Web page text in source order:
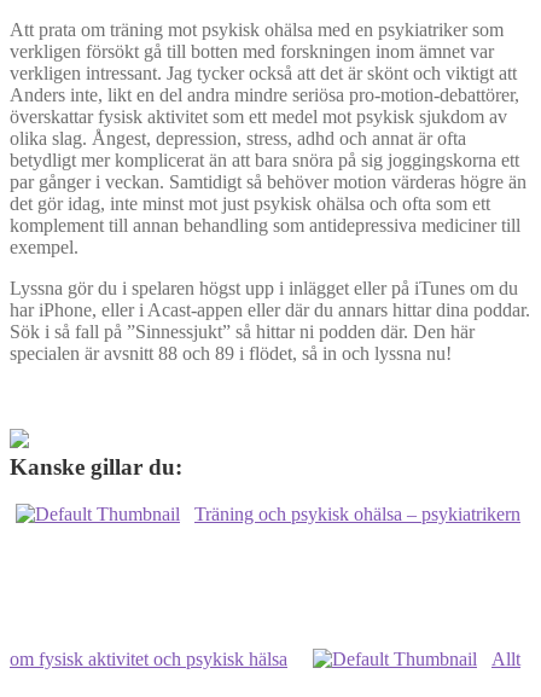
Att prata om träning mot psykisk ohälsa med en psykiatriker som
verkligen försökt gå till botten med forskningen inom ämnet var
verkligen intressant. Jag tycker också att det är skönt och viktigt att
Anders inte, likt en del andra mindre seriösa pro-motion-debattörer,
överskattar fysisk aktivitet som ett medel mot psykisk sjukdom av
olika slag. Ångest, depression, stress, adhd och annat är ofta
betydligt mer komplicerat än att bara snöra på sig joggingskorna ett
par gånger i veckan. Samtidigt så behöver motion värderas högre än
det gör idag, inte minst mot just psykisk ohälsa och ofta som ett
komplement till annan behandling som antidepressiva mediciner till
exempel.
Lyssna gör du i spelaren högst upp i inlägget eller på iTunes om du
har iPhone, eller i Acast-appen eller där du annars hittar dina poddar.
Sök i så fall på ”Sinnessjukt” så hittar ni podden där. Den här
specialen är avsnitt 88 och 89 i flödet, så in och lyssna nu!
Kanske gillar du:
Träning och psykisk ohälsa – psykiatrikern
om fysisk aktivitet och psykisk hälsa Allt